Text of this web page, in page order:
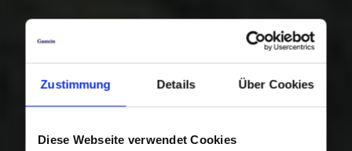
Zustimmung Details Über Cookies
Diese Webseite verwendet Cookies